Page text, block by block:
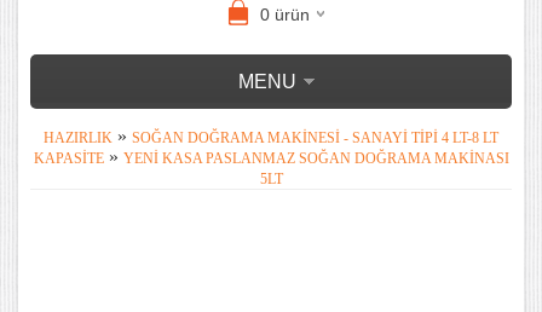
0ürün
MENU
HAZIRLIK » SOĞAN DOĞRAMA MAKINESI - SANAYI TIPI 4 LT-8 LT
KAPASITE» YENI KASA PASLANMAZ SOĞAN DOĞRAMA MAKINASI
5LT